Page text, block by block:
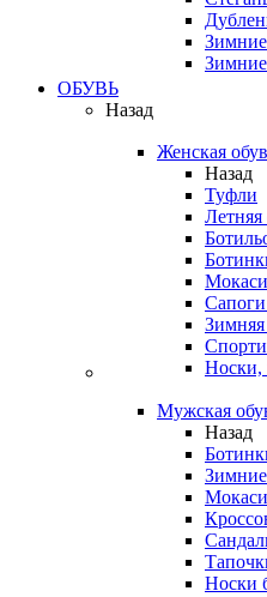
ОБУВЬ
Назад
Женская
Назад
Туфли
Летняя
Зимняя
Носки,
Мужская
Назад
Носки